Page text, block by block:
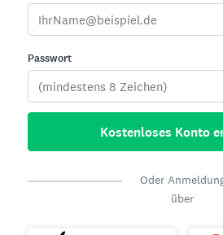
Passwort
Kostenloses Konto
Oder
über